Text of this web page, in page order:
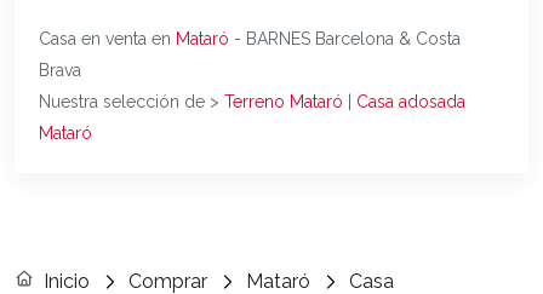
Casa en venta en Mataró - BARNES Barcelona & Costa
Brava
Nuestra selección de > Terreno Mataró
Casa adosada
Mataró
Inicio Comprar Mataró Casa